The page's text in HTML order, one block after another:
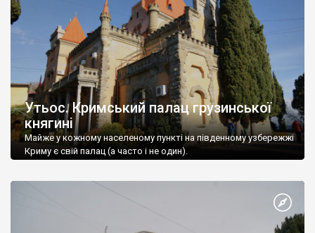
Утьос. Кримський палац грузинської
княгині
Майже у кожному населеному пункті на південному узбережжі
Криму є свій палац (а часто і не один).